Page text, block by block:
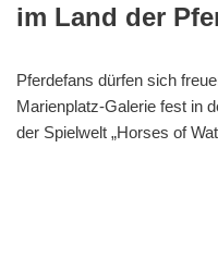
im Land der
Pferdefans dürfen sich
Marienplatz-Galerie fest in
der Spielwelt „Horses of